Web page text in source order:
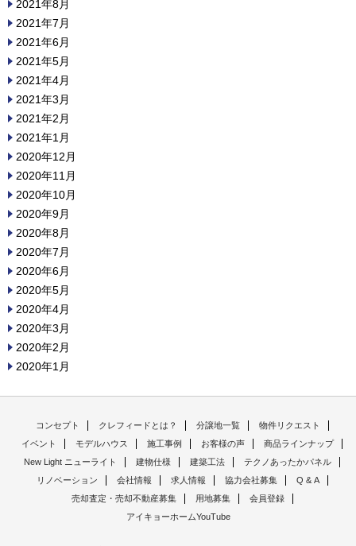
2021年8月
2021年7月
2021年6月
2021年5月
2021年4月
2021年3月
2021年2月
2021年1月
2020年12月
2020年11月
2020年10月
2020年9月
2020年8月
2020年7月
2020年6月
2020年5月
2020年4月
2020年3月
2020年2月
2020年1月
コンセプト クレフィードとは？ 分譲地一覧
物件リクエスト
イベント
モデルハウス 施工事例 お客様の声
商品ラインナップ
New Light ニューライト
建物仕様 建築工法
テクノあったかパネル
リノベーション
会社情報 求人情報 協力会社募集
Q & A
売却査定・売却不動産募集
用地募集
会員登録
アイキョーホームYouTube